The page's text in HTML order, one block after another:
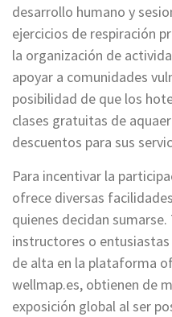
desarrollo humano y
ejercicios de respiración
la organización de
apoyar a comunidades
posibilidad de que los
clases gratuitas de
descuentos para sus
Para incentivar la
ofrece diversas
quienes decidan
instructores o
de alta en la plataforma
wellmap.es, obtienen de
exposición global al ser